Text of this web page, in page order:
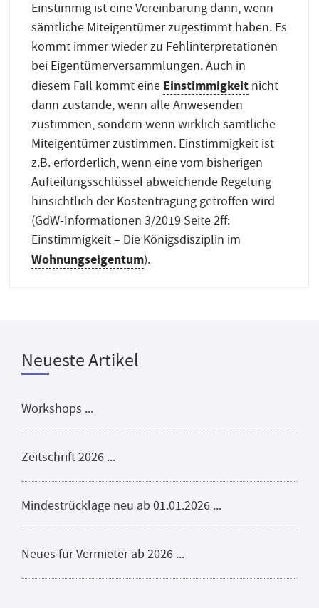
Einstimmig ist eine Vereinbarung dann, wenn
sämtliche Miteigentümer zugestimmt haben. Es
kommt immer wieder zu Fehlinterpretationen
bei Eigentümerversammlungen. Auch in
diesem Fall kommt eine Einstimmigkeit nicht
dann zustande, wenn alle Anwesenden
zustimmen, sondern wenn wirklich sämtliche
Miteigentümer zustimmen. Einstimmigkeit ist
z.B. erforderlich, wenn eine vom bisherigen
Aufteilungsschlüssel abweichende Regelung
hinsichtlich der Kostentragung getroffen wird
(GdW-Informationen 3/2019 Seite 2ff:
Einstimmigkeit – Die Königsdisziplin im
Wohnungseigentum).
Neueste Artikel
Workshops ...
Zeitschrift 2026 ...
Mindestrücklage neu ab 01.01.2026 ...
Neues für Vermieter ab 2026 ...